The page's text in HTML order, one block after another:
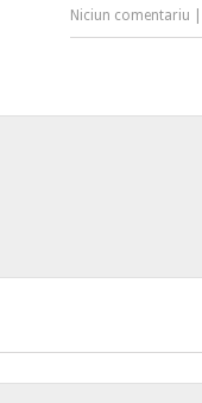
Niciun comentariu